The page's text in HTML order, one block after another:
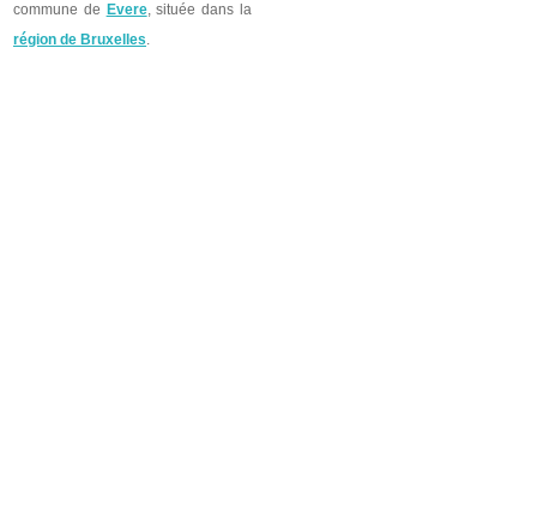
commune de Evere, située dans la
région de Bruxelles.